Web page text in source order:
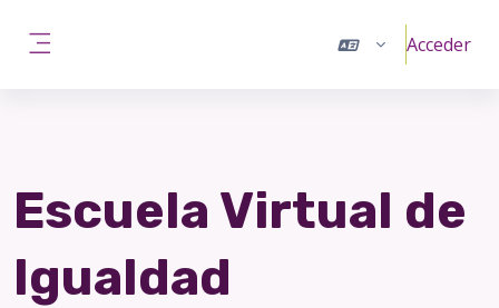
Acceder
Escuela Virtual de
Igualdad